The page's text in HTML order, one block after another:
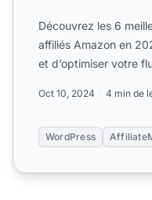
Découvrez les 6
affiliés Amazon en
et d’optimiser votre
Oct 10, 2024 4 min de
WordPress